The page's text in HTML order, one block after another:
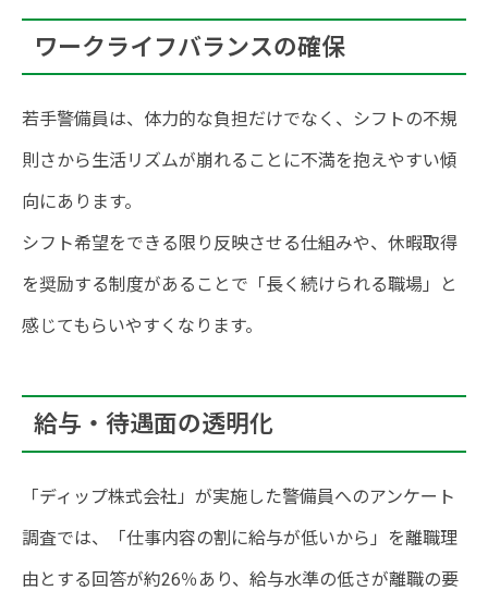
ワークライフバランスの確保
若手警備員は、体力的な負担だけでなく、シフトの不規
則さから生活リズムが崩れることに不満を抱えやすい傾
向にあります。
シフト希望をできる限り反映させる仕組みや、休暇取得
を奨励する制度があることで「長く続けられる職場」と
感じてもらいやすくなります。
給与・待遇面の透明化
「ディップ株式会社」が実施した警備員へのアンケート
調査では、「仕事内容の割に給与が低いから」を離職理
由とする回答が約26％あり、給与水準の低さが離職の要